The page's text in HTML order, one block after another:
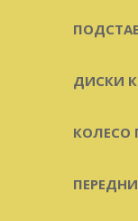
ДИСКИ
КОЛЕСО